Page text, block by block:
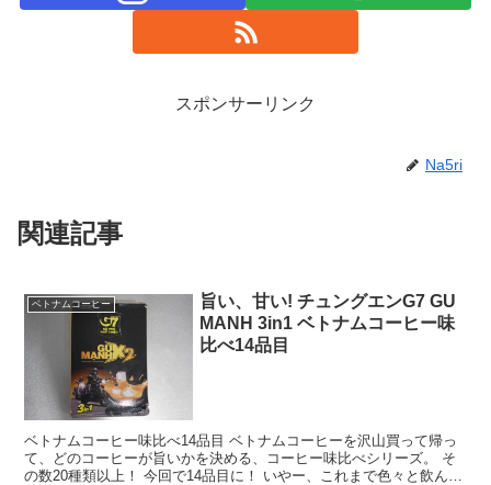
スポンサーリンク
Na5ri
関連記事
ベトナムコーヒー
旨い、甘い! チュングエンG7 GU
MANH 3in1 ベトナムコーヒー味
比べ14品目
ベトナムコーヒー味比べ14品目 ベトナムコーヒーを沢山買って帰っ
て、どのコーヒーが旨いかを決める、コーヒー味比べシリーズ。 そ
の数20種類以上！ 今回で14品目に！ いやー、これまで色々と飲んだ